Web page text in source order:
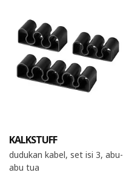
KALKSTUFF
dudukan kabel, set isi 3, abu-
abu tua